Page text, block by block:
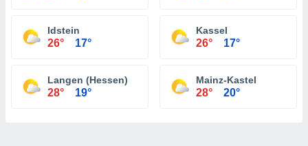
Idstein
26° 17°
Kassel
26° 17°
Langen (Hessen)
28° 19°
Mainz-Kastel
28° 20°